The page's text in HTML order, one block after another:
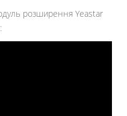
розширення Yeastar